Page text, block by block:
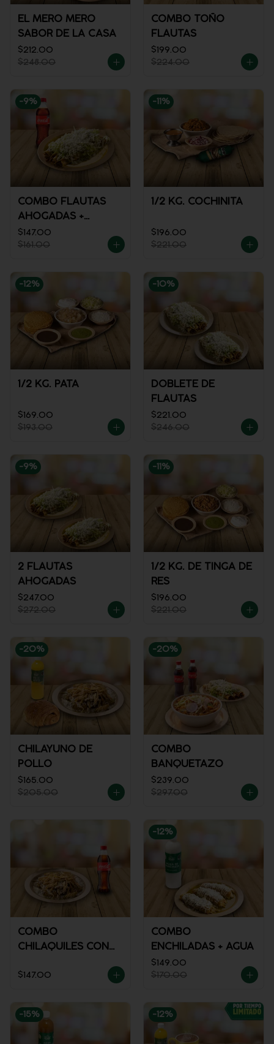
EL MERO MERO
SABOR DE LA CASA
$212.00
$248.00
COMBO TOÑO
FLAUTAS
$199.00
$224.00
-9%
COMBO FLAUTAS
AHOGADAS +
REFRESCO
$147.00
$161.00
-11 %
1/2 KG. COCHINITA
$196.00
$221.00
-12%
1/2 KG. PATA
$169.00
$193.00
-10%
DOBLETE DE
FLAUTAS
$221.00
$246.00
-9%
2 FLAUTAS
AHOGADAS
$247.00
$272.00
-11 %
1/2 KG. DE TINGA DE
RES
$196.00
$221.00
-20%
CHILAYUNO DE
POLLO
$165.00
$205.00
-20%
COMBO
BANQUETAZO
$239.00
$297.00
COMBO
CHILAQUILES CON
$147.00
-12%
COMBO
ENCHILADAS + AGUA
$149.00
$170.00
-15% -12%